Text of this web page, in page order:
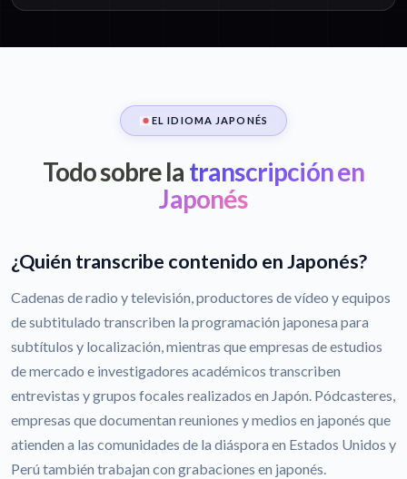
EL IDIOMA JAPONÉS
Todo sobre la transcripción en
Japonés
¿Quién transcribe contenido en Japonés?
Cadenas de radio y televisión, productores de vídeo y equipos
de subtitulado transcriben la programación japonesa para
subtítulos y localización, mientras que empresas de estudios
de mercado e investigadores académicos transcriben
entrevistas y grupos focales realizados en Japón. Pódcasteres,
empresas que documentan reuniones y medios en japonés que
atienden a las comunidades de la diáspora en Estados Unidos y
Perú también trabajan con grabaciones en japonés.